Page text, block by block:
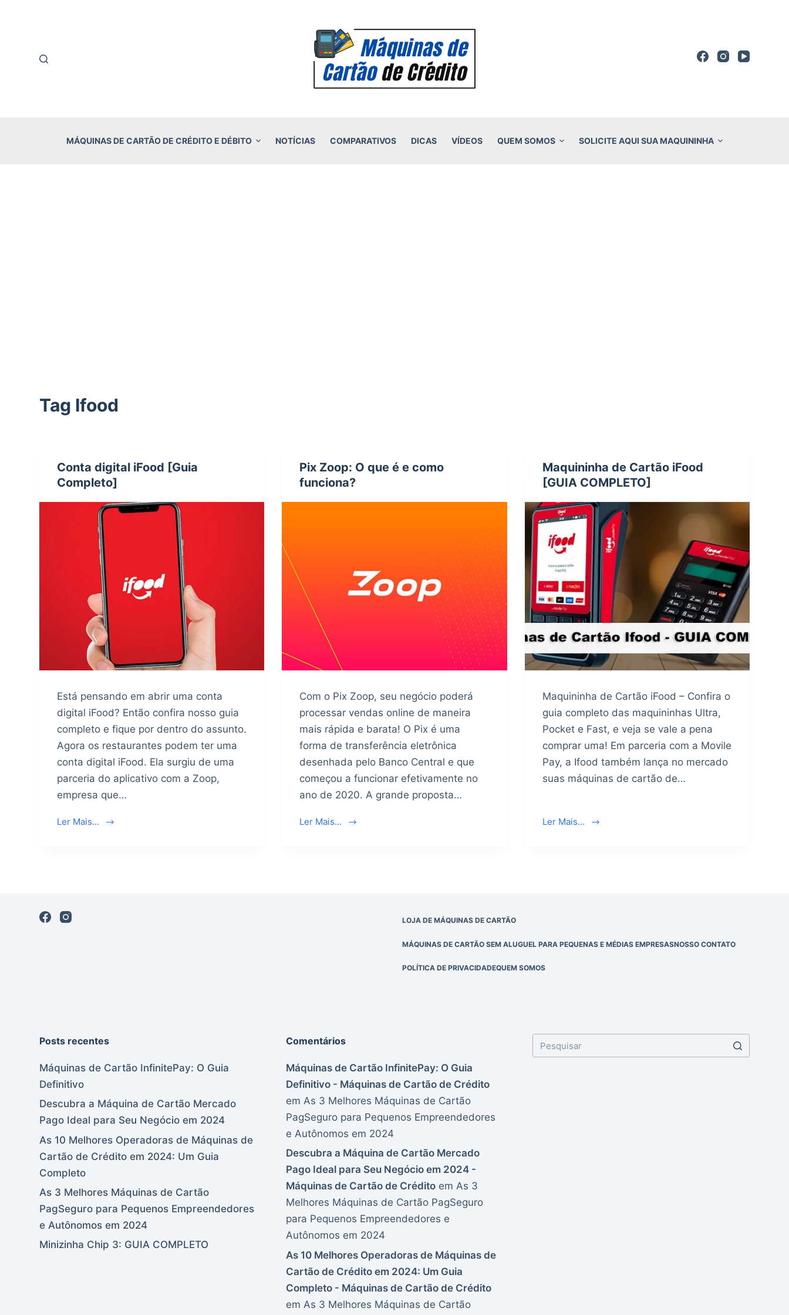
MÁQUINAS DE CARTÃO DE CRÉDITO E DÉBITO NOTÍCIAS COMPARATIVOS DICAS VÍDEOS QUEM SOMOS SOLICITE AQUI SUA MAQUININHA
Tag Ifood
Conta digital iFood [Guia
Completo]
Está pensando em abrir uma conta
digital iFood? Então confira nosso guia
completo e fique por dentro do assunto.
Agora os restaurantes podem ter uma
conta digital iFood. Ela surgiu de uma
parceria do aplicativo com a Zoop,
empresa que…
Ler Mais...
Pix Zoop: O que é e como
funciona?
Com o Pix Zoop, seu negócio poderá
processar vendas online de maneira
mais rápida e barata! O Pix é uma
forma de transferência eletrônica
desenhada pelo Banco Central e que
começou a funcionar efetivamente no
ano de 2020. A grande proposta…
Ler Mais...
Maquininha de Cartão iFood
[GUIA COMPLETO]
Maquininha de Cartão iFood – Confira o
guia completo das maquininhas Ultra,
Pocket e Fast, e veja se vale a pena
comprar uma! Em parceria com a Movile
Pay, a Ifood também lança no mercado
suas máquinas de cartão de…
Ler Mais...
LOJA DE MÁQUINAS DE CARTÃO
MÁQUINAS DE CARTÃO SEM ALUGUEL PARA PEQUENAS E MÉDIAS EMPRESASNOSSO CONTATO
POLÍTICA DE PRIVACIDADEQUEM SOMOS
Posts recentes
Máquinas de Cartão InfinitePay: O Guia
Definitivo
Descubra a Máquina de Cartão Mercado
Pago Ideal para Seu Negócio em 2024
As 10 Melhores Operadoras de Máquinas de
Cartão de Crédito em 2024: Um Guia
Completo
As 3 Melhores Máquinas de Cartão
PagSeguro para Pequenos Empreendedores
e Autônomos em 2024
Minizinha Chip 3: GUIA COMPLETO
Comentários
Máquinas de Cartão InfinitePay: O Guia
Definitivo - Máquinas de Cartão de Crédito
emAs 3 Melhores Máquinas de Cartão
PagSeguro para Pequenos Empreendedores
e Autônomos em 2024
Descubra a Máquina de Cartão Mercado
Pago Ideal para Seu Negócio em 2024 -
Máquinas de Cartão de Crédito emAs 3
Melhores Máquinas de Cartão PagSeguro
para Pequenos Empreendedores e
Autônomos em 2024
As 10 Melhores Operadoras de Máquinas de
Cartão de Crédito em 2024: Um Guia
Completo - Máquinas de Cartão de Crédito
em As 3 Melhores Máquinas de Cartão